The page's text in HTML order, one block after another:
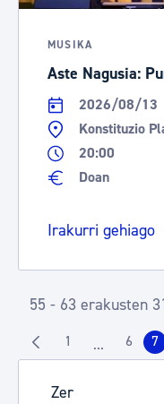
Zer
MUSIKA
Aste Nagusia:
2026/08/13
Konstituzio
20:00
Doan
Irakurri gehiago
55 - 63 erakusten
Orrialdea
1 ... 6 7